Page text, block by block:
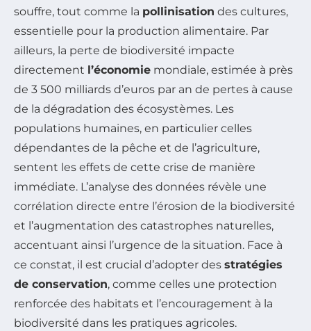
souffre, tout comme la pollinisation des cultures,
essentielle pour la production alimentaire. Par
ailleurs, la perte de biodiversité impacte
directement l’économie mondiale, estimée à près
de 3 500 milliards d’euros par an de pertes à cause
de la dégradation des écosystèmes. Les
populations humaines, en particulier celles
dépendantes de la pêche et de l’agriculture,
sentent les effets de cette crise de manière
immédiate. L’analyse des données révèle une
corrélation directe entre l’érosion de la biodiversité
et l’augmentation des catastrophes naturelles,
accentuant ainsi l’urgence de la situation. Face à
ce constat, il est crucial d’adopter des stratégies
de conservation, comme celles une protection
renforcée des habitats et l’encouragement à la
biodiversité dans les pratiques agricoles.